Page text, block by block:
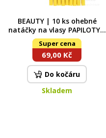
BEAUTY | 10 ks ohebné
natáčky na vlasy PAPILOTY |
průměr 10 mm | žluté
Super cena
69,00 Kč
Do kočáru
Skladem